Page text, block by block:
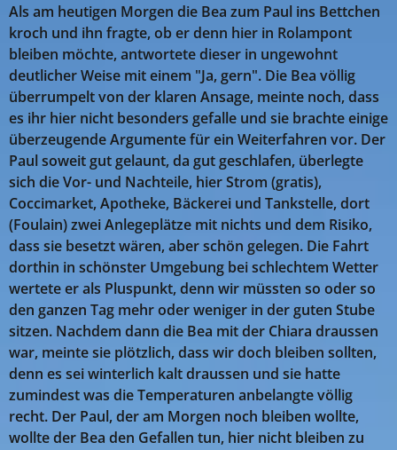
Als am heutigen Morgen die Bea zum Paul ins Bettchen
kroch und ihn fragte, ob er denn hier in Rolampont
bleiben möchte, antwortete dieser in ungewohnt
deutlicher Weise mit einem "Ja, gern". Die Bea völlig
überrumpelt von der klaren Ansage, meinte noch, dass
es ihr hier nicht besonders gefalle und sie brachte einige
überzeugende Argumente für ein Weiterfahren vor. Der
Paul soweit gut gelaunt, da gut geschlafen, überlegte
sich die Vor- und Nachteile, hier Strom (gratis),
Coccimarket, Apotheke, Bäckerei und Tankstelle, dort
(Foulain) zwei Anlegeplätze mit nichts und dem Risiko,
dass sie besetzt wären, aber schön gelegen. Die Fahrt
dorthin in schönster Umgebung bei schlechtem Wetter
wertete er als Pluspunkt, denn wir müssten so oder so
den ganzen Tag mehr oder weniger in der guten Stube
sitzen. Nachdem dann die Bea mit der Chiara draussen
war, meinte sie plötzlich, dass wir doch bleiben sollten,
denn es sei winterlich kalt draussen und sie hatte
zumindest was die Temperaturen anbelangte völlig
recht. Der Paul, der am Morgen noch bleiben wollte,
wollte der Bea den Gefallen tun, hier nicht bleiben zu